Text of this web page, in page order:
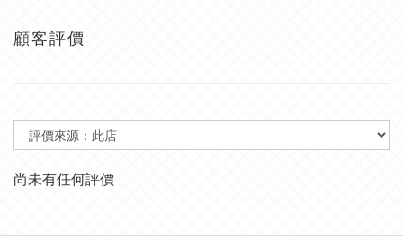
顧客評價
尚未有任何評價